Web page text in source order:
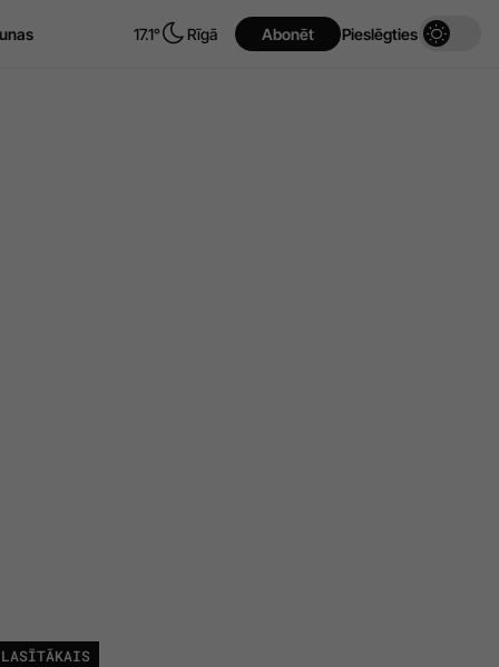
17.1° Rīgā Abonēt Pieslēgties
LASĪTĀKAIS